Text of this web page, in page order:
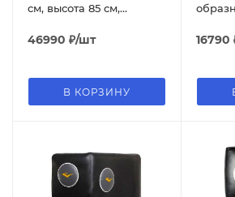
см, высота 85 см,
46990 ₽/шт
В КОРЗИНУ
16790